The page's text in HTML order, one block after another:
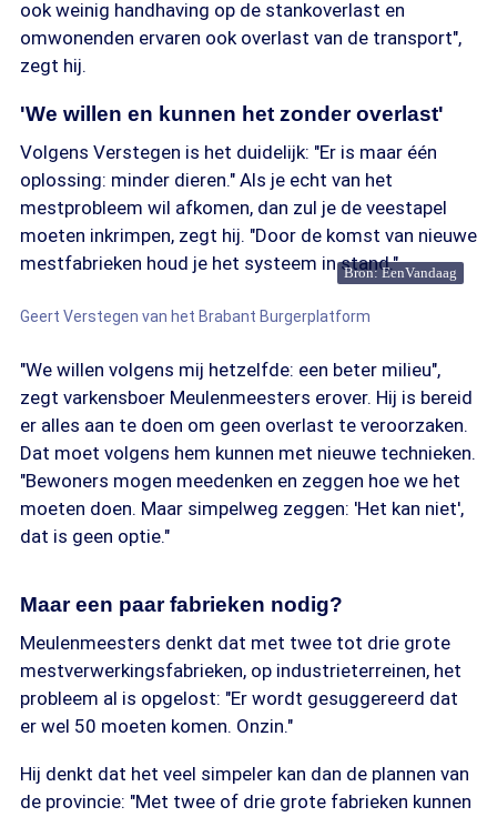
ook weinig handhaving op de stankoverlast en
omwonenden ervaren ook overlast van de transport",
zegt hij.
'We willen en kunnen het zonder overlast'
Volgens Verstegen is het duidelijk: "Er is maar één
oplossing: minder dieren." Als je echt van het
mestprobleem wil afkomen, dan zul je de veestapel
moeten inkrimpen, zegt hij. "Door de komst van nieuwe
mestfabrieken houd je het systeem in stand."Bron: EenVandaag
Geert Verstegen van het Brabant Burgerplatform
"We willen volgens mij hetzelfde: een beter milieu",
zegt varkensboer Meulenmeesters erover. Hij is bereid
er alles aan te doen om geen overlast te veroorzaken.
Dat moet volgens hem kunnen met nieuwe technieken.
"Bewoners mogen meedenken en zeggen hoe we het
moeten doen. Maar simpelweg zeggen: 'Het kan niet',
dat is geen optie."
Maar een paar fabrieken nodig?
Meulenmeesters denkt dat met twee tot drie grote
mestverwerkingsfabrieken, op industrieterreinen, het
probleem al is opgelost: "Er wordt gesuggereerd dat
er wel 50 moeten komen. Onzin."
Hij denkt dat het veel simpeler kan dan de plannen van
de provincie: "Met twee of drie grote fabrieken kunnen